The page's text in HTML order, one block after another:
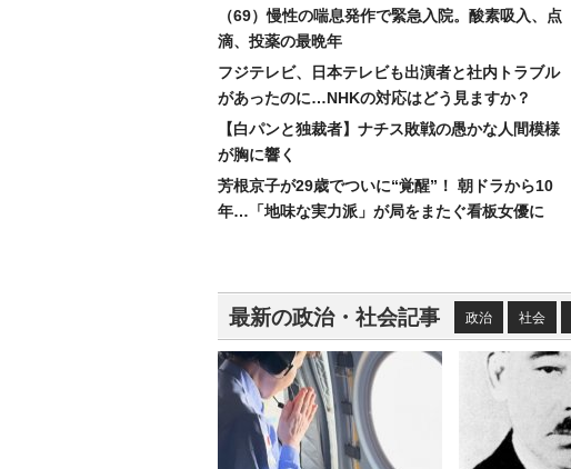
（69）慢性の喘息発作で緊急入院。酸素吸入、点
滴、投薬の最晩年
フジテレビ、日本テレビも出演者と社内トラブル
があったのに…NHKの対応はどう見ますか？
【白パンと独裁者】ナチス敗戦の愚かな人間模様
が胸に響く
芳根京子が29歳でついに“覚醒”！ 朝ドラから10
年…「地味な実力派」が局をまたぐ看板女優に
最新の政治・社会記事 政治 社会